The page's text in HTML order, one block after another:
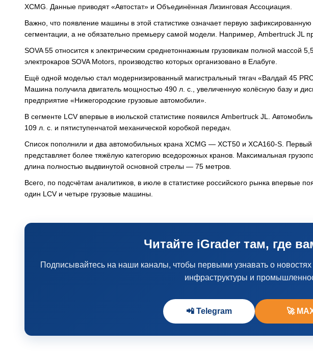
XCMG. Данные приводят «Автостат» и Объединённая Лизинговая Ассоциация.
Важно, что появление машины в этой статистике означает первую
сегментации, а не обязательно премьеру самой модели. Например, Ambertruck JL
SOVA 55 относится к электрическим среднетоннажным грузовикам полной массой
электрокаров SOVA Motors, производство которых организовано в Елабуге.
Ещё одной моделью стал модернизированный магистральный тягач «Валдай 45
Машина получила двигатель мощностью 490 л. с., увеличенную колёсную базу и
предприятие «Нижегородские грузовые автомобили».
В сегменте LCV впервые в июльской статистике появился Ambertruck JL.
109 л. с. и пятиступенчатой механической коробкой передач.
Список пополнили и два автомобильных крана XCMG — XCT50 и XCA160-S. Первый
представляет более тяжёлую категорию вседорожных кранов. Максимальная
длина полностью выдвинутой основной стрелы — 75 метров.
Всего, по подсчётам аналитиков, в июле в статистике российского рынка впервые
один LCV и четыре грузовые машины.
Читайте iGrader там, где
Подписывайтесь на наши каналы, чтобы первыми узнавать о новостях
инфраструктуры и
📲 Telegram 🚀